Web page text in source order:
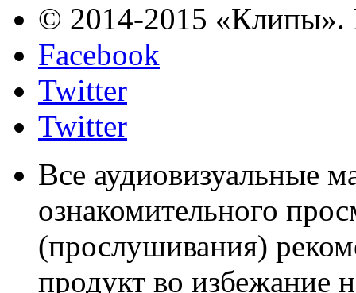
© 2014-2015 «Клипы».
Facebook
Twitter
Twitter
Все аудиовизуальные
ознакомительного
(прослушивания)
продукт во избежание